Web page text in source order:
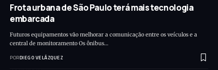
Frota urbana de São Paulo terá mais tecnologia
embarcada
Futuros equipamentos vão melhorar a comunicação entre os veículos e a
central de monitoramento Os ônibus…
PORDIEGO VELÁZQUEZ